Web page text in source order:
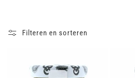
:
Filteren en sorteren